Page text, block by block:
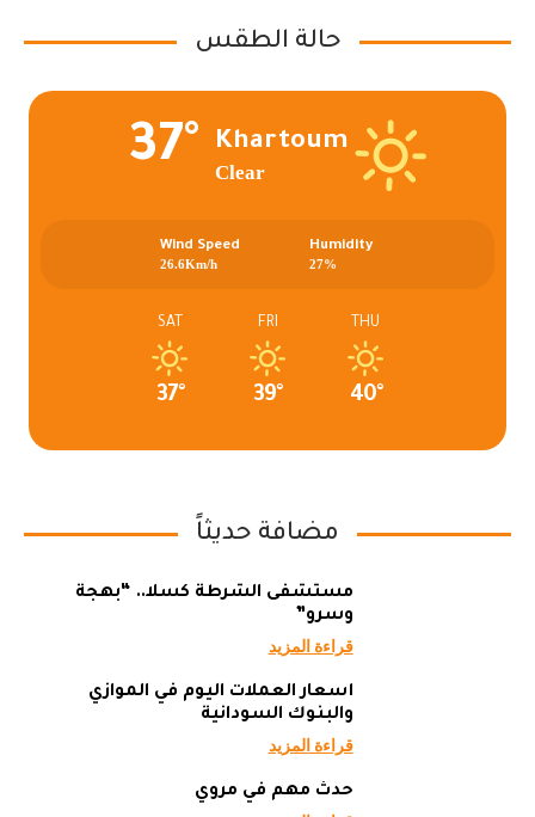
حالة الطقس
Khartoum
Clear
37°
Humidity
27%
Wind Speed
26.6Km/h
THU
40°
FRI
39°
SAT
37°
مضافة حديثاً
مستشفى الشرطة كسلا.. “بهجة
وسرو”
قراءة المزيد
أسعار العملات اليوم في الموازي
والبنوك السودانية
قراءة المزيد
حدث مهم في مروي